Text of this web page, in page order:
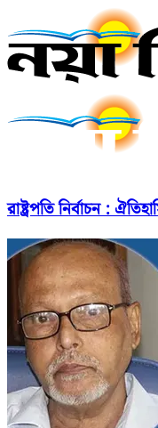
রাষ্ট্রপতি নির্বাচন :